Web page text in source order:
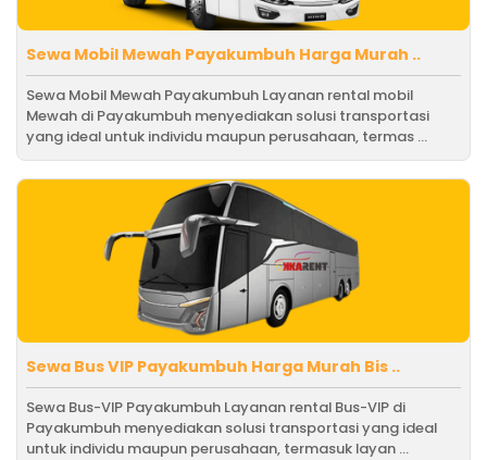
Sewa Mobil Mewah Payakumbuh Harga Murah ..
Sewa Mobil Mewah Payakumbuh Layanan rental mobil
Mewah di Payakumbuh menyediakan solusi transportasi
yang ideal untuk individu maupun perusahaan, termas ...
Sewa Bus VIP Payakumbuh Harga Murah Bis ..
Sewa Bus-VIP Payakumbuh Layanan rental Bus-VIP di
Payakumbuh menyediakan solusi transportasi yang ideal
untuk individu maupun perusahaan, termasuk layan ...